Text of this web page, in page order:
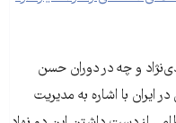
و چه در دوران حسن
با اشاره به مدیریت